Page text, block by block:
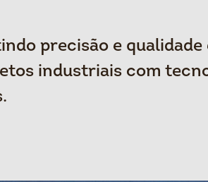
precisão e qualidade
industriais com